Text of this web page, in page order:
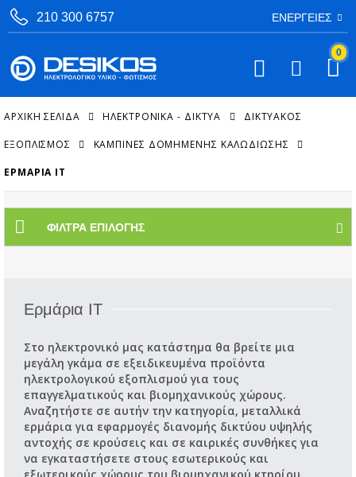
210 300 6757 ΕΝΈΡΓΕΙΕΣ
0
ΑΡΧΙΚΉ ΣΕΛΊΔΑ ΗΛΕΚΤΡΟΝΙΚΑ - ΔΙΚΤΥΑ ΔΙΚΤΥΑΚΌΣ
ΕΞΟΠΛΙΣΜΌΣ ΚΑΜΠΊΝΕΣ ΔΟΜΗΜΈΝΗΣ ΚΑΛΩΔΊΩΣΗΣ
ΕΡΜΆΡΙΑ IT
ΦΊΛΤΡΑ ΕΠΙΛΟΓΉΣ
Ερμάρια IT
Στο ηλεκτρονικό μας κατάστημα θα βρείτε μια
μεγάλη γκάμα σε εξειδικευμένα προϊόντα
ηλεκτρολογικού εξοπλισμού για τους
επαγγελματικούς και βιομηχανικούς χώρους.
Αναζητήστε σε αυτήν την κατηγορία, μεταλλικά
ερμάρια για εφαρμογές διανομής δικτύου υψηλής
αντοχής σε κρούσεις και σε καιρικές συνθήκες για
να εγκαταστήσετε στους εσωτερικούς και